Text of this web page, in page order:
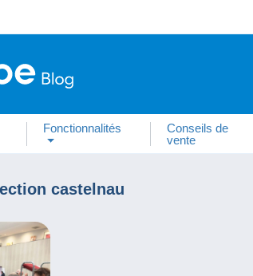
Fonctionnalités
Conseils de
vente
castelnau